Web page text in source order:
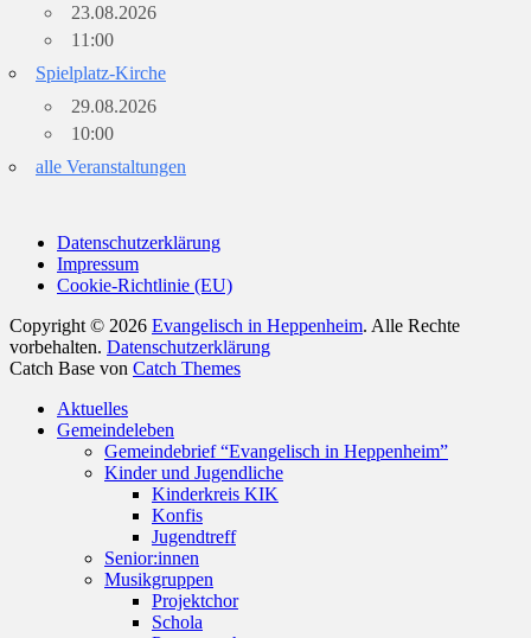
23.08.2026
11:00
Spielplatz-Kirche
29.08.2026
10:00
alle Veranstaltungen
Datenschutzerklärung
Impressum
Cookie-Richtlinie (EU)
Copyright © 2026 Evangelisch in Heppenheim. Alle Rechte
vorbehalten. Datenschutzerklärung
Catch Base von Catch Themes
oben
scrollen
Aktuelles
Gemeindeleben
Gemeindebrief “Evangelisch in Heppenheim”
Kinder und Jugendliche
Kinderkreis KIK
Konfis
Jugendtreff
Senior:innen
Musikgruppen
Projektchor
Schola